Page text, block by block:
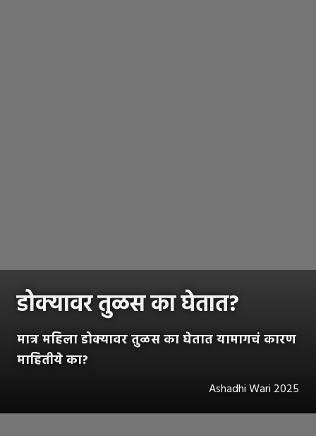
डोक्यावर तुळस का घेतात?
मात्र महिला डोक्यावर तुळस का घेतात यामागचं कारण
माहितीये का?
Ashadhi Wari 2025